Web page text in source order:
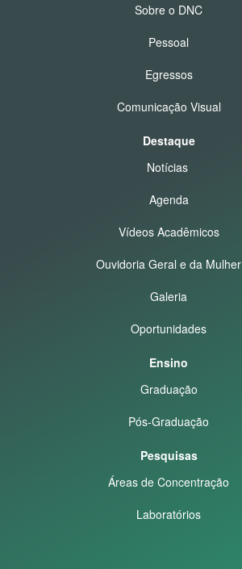
Sobre o DNC
Pessoal
Egressos
Comunicação Visual
Destaque
Notícias
Agenda
Vídeos Acadêmicos
Ouvidoria Geral e da Mulher
Galeria
Oportunidades
Ensino
Graduação
Pós-Graduação
Pesquisas
Áreas de Concentração
Laboratórios